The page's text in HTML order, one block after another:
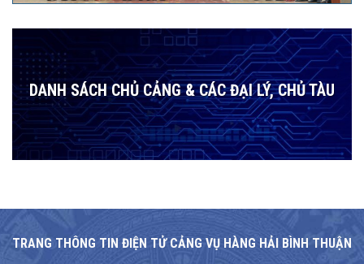
DANH SÁCH CHỦ CẢNG & CÁC ĐẠI LÝ, CHỦ TÀU
TRANG THÔNG TIN ĐIỆN TỬ CẢNG VỤ HÀNG HẢI BÌNH THUẬN